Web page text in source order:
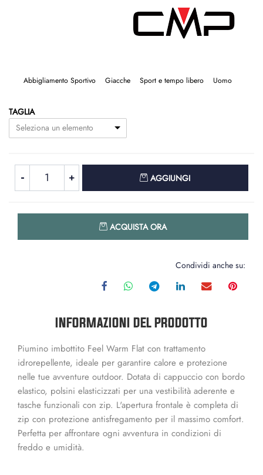
Abbigliamento Sportivo Giacche Sport e tempo libero Uomo
TAGLIA
Seleziona un elemento
AGGIUNGI
ACQUISTA ORA
Condividi anche su:
INFORMAZIONI DEL PRODOTTO
Piumino imbottito Feel Warm Flat con trattamento
idrorepellente, ideale per garantire calore e protezione
nelle tue avventure outdoor. Dotata di cappuccio con bordo
elastico, polsini elasticizzati per una vestibilità aderente e
tasche funzionali con zip. L'apertura frontale è completa di
zip con protezione antisfregamento per il massimo comfort.
Perfetta per affrontare ogni avventura in condizioni di
freddo e umidità.